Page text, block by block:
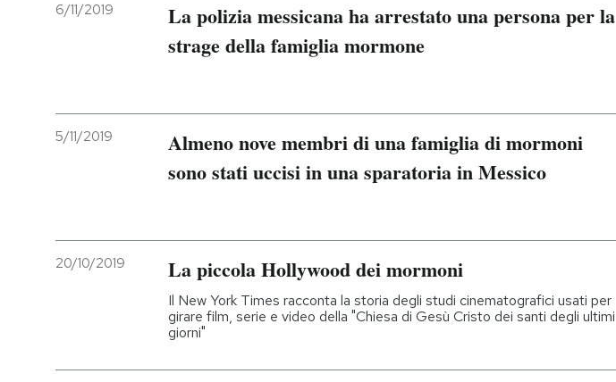
SHOP
AREA PERSONALE
6/11/2019
La polizia messicana ha arrestato una persona per la
strage della famiglia mormone
5/11/2019
Almeno nove membri di una famiglia di mormoni
sono stati uccisi in una sparatoria in Messico
20/10/2019 La piccola Hollywood dei mormoni
Il New York Times racconta la storia degli studi cinematografici usati per
girare film, serie e video della "Chiesa di Gesù Cristo dei santi degli ultimi
giorni"